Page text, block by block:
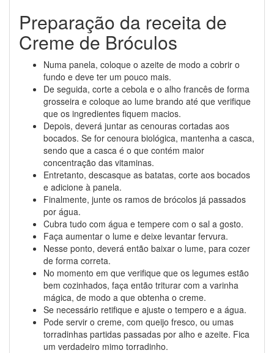
Preparação da receita de
Creme de Bróculos
Numa panela, coloque o azeite de modo a cobrir o
fundo e deve ter um pouco mais.
De seguida, corte a cebola e o alho francês de forma
grosseira e coloque ao lume brando até que verifique
que os ingredientes fiquem macios.
Depois, deverá juntar as cenouras cortadas aos
bocados. Se for cenoura biológica, mantenha a casca,
sendo que a casca é o que contém maior
concentração das vitaminas.
Entretanto, descasque as batatas, corte aos bocados
e adicione à panela.
Finalmente, junte os ramos de brócolos já passados
por água.
Cubra tudo com água e tempere com o sal a gosto.
Faça aumentar o lume e deixe levantar fervura.
Nesse ponto, deverá então baixar o lume, para cozer
de forma correta.
No momento em que verifique que os legumes estão
bem cozinhados, faça então triturar com a varinha
mágica, de modo a que obtenha o creme.
Se necessário retifique e ajuste o tempero e a água.
Pode servir o creme, com queijo fresco, ou umas
torradinhas partidas passadas por alho e azeite. Fica
um verdadeiro mimo torradinho.